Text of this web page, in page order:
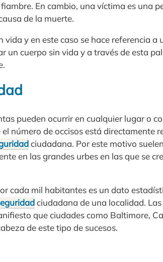
En cambio, una víctima es una
de la muerte.
y en este caso se hace referencia a
un cuerpo sin vida y a través de esta
pueden ocurrir en cualquier lugar o
número de occisos está directamente
ciudadana. Por este motivo
en las grandes urbes en las que se
cada mil habitantes es un dato
ciudadana de una localidad.
que ciudades como Baltimore,
de este tipo de sucesos.